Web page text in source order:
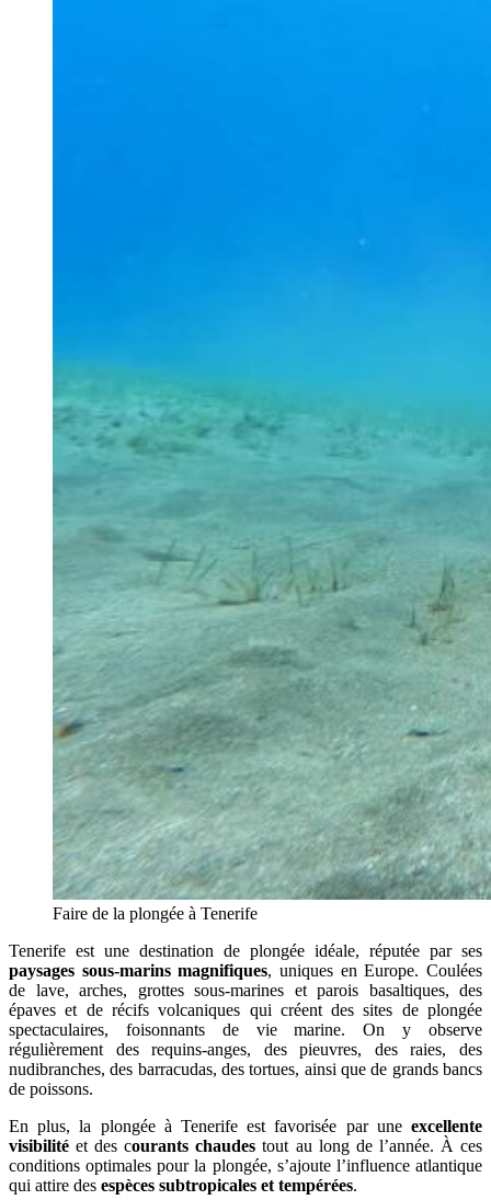
Faire de la plongée à Tenerife
Tenerife est une destination de plongée idéale, réputée par ses
paysages sous-marins magnifiques, uniques en Europe. Coulées
de lave, arches, grottes sous-marines et parois basaltiques, des
épaves et de récifs volcaniques qui créent des sites de plongée
spectaculaires, foisonnants de vie marine. On y observe
régulièrement des requins-anges, des pieuvres, des raies, des
nudibranches, des barracudas, des tortues, ainsi que de grands bancs
de poissons.
En plus, la plongée à Tenerife est favorisée par une excellente
visibilité et des courants chaudes tout au long de l’année. À ces
conditions optimales pour la plongée, s’ajoute l’influence atlantique
qui attire des espèces subtropicales et tempérées.